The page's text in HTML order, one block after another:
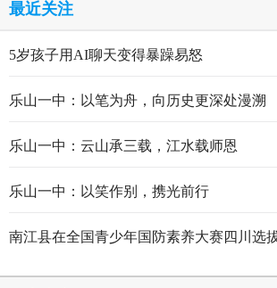
最近关注
5岁孩子用AI聊天变得暴躁易怒
乐山一中：以笔为舟，向历史更深处漫溯
乐山一中：云山承三载，江水载师恩
乐山一中：以笑作别，携光前行
南江县在全国青少年国防素养大赛四川选